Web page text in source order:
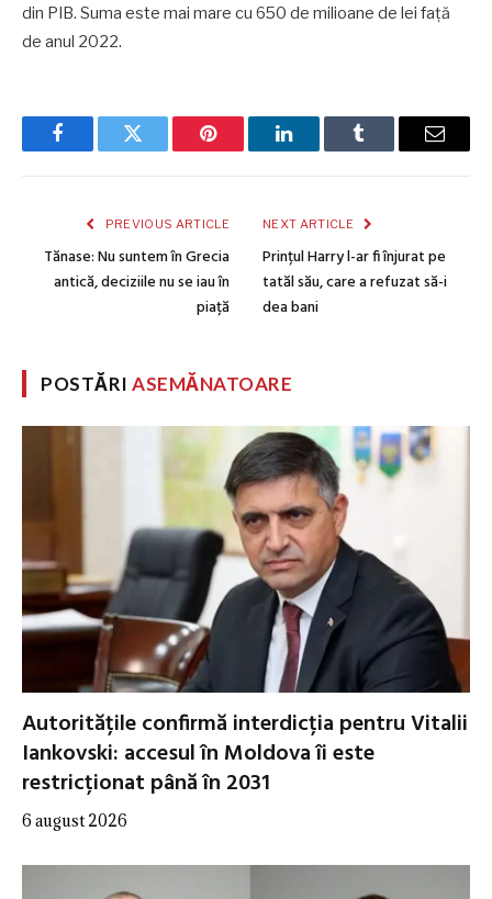
din PIB. Suma este mai mare cu 650 de milioane de lei față
de anul 2022.
FacebookTwitter Pinterest LinkedInTumblr Email
PREVIOUS ARTICLE
Tănase: Nu suntem în Grecia
antică, deciziile nu se iau în
piață
NEXT ARTICLE
Prințul Harry l-ar fi înjurat pe
tatăl său, care a refuzat să-i
dea bani
POSTĂRIASEMĂNATOARE
Autoritățile confirmă interdicția pentru Vitalii
Iankovski: accesul în Moldova îi este
restricționat până în 2031
6 august 2026